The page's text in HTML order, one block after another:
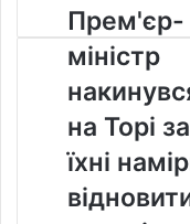
Прем'єр-
міністр
накинувся
на
Торі
за
їхні
наміри
відновити
Прем'єр-
міністр
на Торі за
їхні